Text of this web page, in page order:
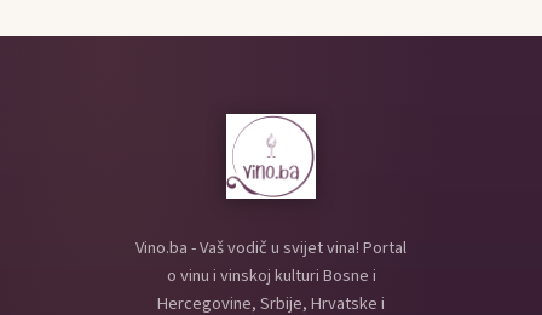
Vino.ba - Vaš vodič u svijet vina! Portal
o vinu i vinskoj kulturi Bosne i
Hercegovine, Srbije, Hrvatske i